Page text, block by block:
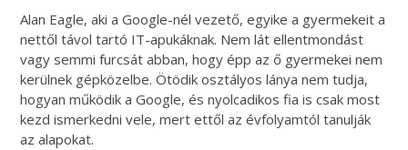
Alan Eagle, aki a Google-nél vezető, egyike a gyermekeit a
nettől távol tartó IT-apukáknak. Nem lát ellentmondást
vagy semmi furcsát abban, hogy épp az ő gyermekei nem
kerülnek gépközelbe. Ötödik osztályos lánya nem tudja,
hogyan működik a Google, és nyolcadikos fia is csak most
kezd ismerkedni vele, mert ettől az évfolyamtól tanulják
az alapokat.